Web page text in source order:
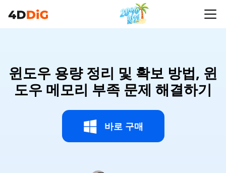
윈도우 용량 정리 및 확보 방법, 윈
도우 메모리 부족 문제 해결하기
바로 구매